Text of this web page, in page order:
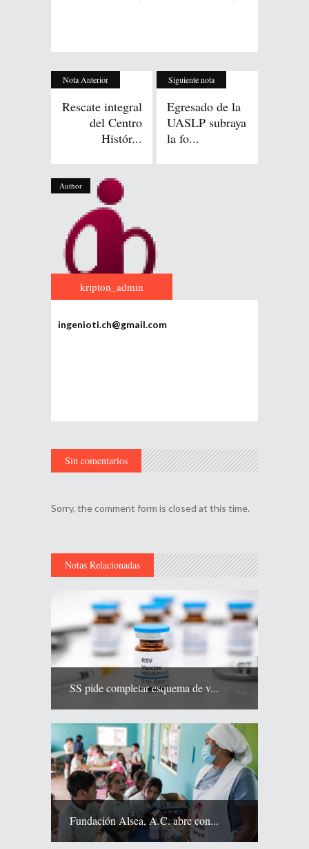
Nota Anterior
Rescate integral
del Centro
Histór...
Siguiente nota
Egresado de la
UASLP subraya
la fo...
Author
kripton_admin
ingenioti.ch@gmail.com
Sin comentarios
Sorry, the comment form is closed at this time.
Notas Relacionadas
SS pide completar esquema de v...
Fundación Alsea, A.C. abre con...